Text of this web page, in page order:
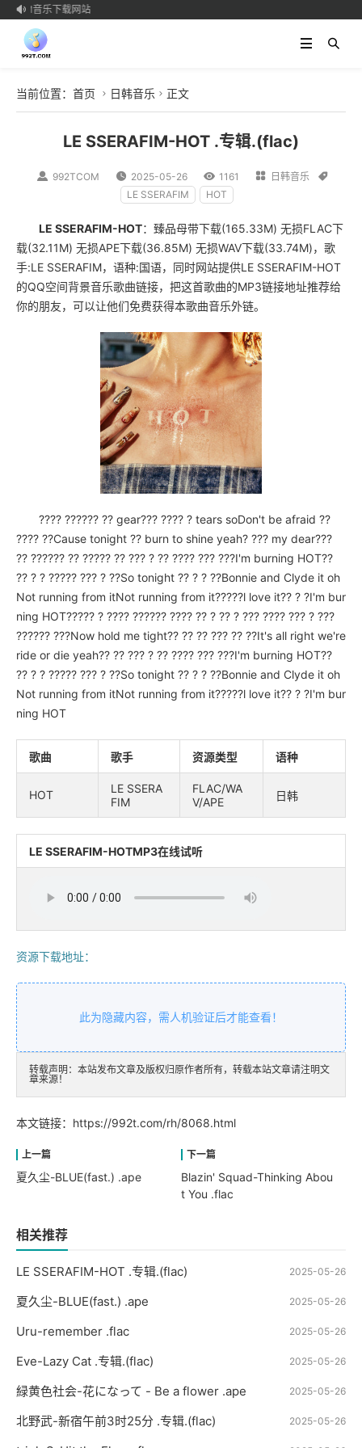
音乐下载网站
当前位置： 首页  日韩音乐  正文
LE SSERAFIM-HOT .专辑.(flac)
 992TCOM  2025-05-26  1161  日韩音乐 
LE SSERAFIM HOT
LE SSERAFIM-HOT：臻品母带下载(165.33M) 无损FLAC下
载(32.11M) 无损APE下载(36.85M) 无损WAV下载(33.74M)，歌
手:LE SSERAFIM，语种:国语，同时网站提供LE SSERAFIM-HOT
的QQ空间背景音乐歌曲链接，把这首歌曲的MP3链接地址推荐给
你的朋友，可以让他们免费获得本歌曲音乐外链。
???? ?????? ?? gear??? ???? ? tears soDon't be afraid ??
???? ??Cause tonight ?? burn to shine yeah? ??? my dear???
?? ?????? ?? ????? ?? ??? ? ?? ???? ??? ???I'm burning HOT??
?? ? ? ????? ??? ? ??So tonight ?? ? ? ??Bonnie and Clyde it oh
Not running from itNot running from it?????l love it?? ? ?I'm bur
ning HOT????? ? ???? ?????? ???? ?? ? ?? ? ??? ???? ??? ? ???
?????? ???Now hold me tight?? ?? ?? ??? ?? ??It's all right we're
ride or die yeah?? ?? ??? ? ?? ???? ??? ???I'm burning HOT??
?? ? ? ????? ??? ? ??So tonight ?? ? ? ??Bonnie and Clyde it oh
Not running from itNot running from it?????l love it?? ? ?I'm bur
ning HOT
歌曲 歌手 资源类型 语种
HOT
LE SSERA
FIM
FLAC/WA
V/APE
日韩
LE SSERAFIM-HOTMP3在线试听
资源下载地址：
此为隐藏内容，需人机验证后才能查看！
转载声明：本站发布文章及版权归原作者所有，转载本站文章请注明文
章来源！
本文链接： https://992t.com/rh/8068.html
夏久尘-BLUE(fast.) .ape
Blazin' Squad-Thinking Abou
t You .flac
相关推荐
2025-05-26
LE SSERAFIM-HOT .专辑.(flac)
2025-05-26
夏久尘-BLUE(fast.) .ape
2025-05-26
Uru-remember .flac
2025-05-26
Eve-Lazy Cat .专辑.(flac)
2025-05-26
緑黄色社会-花になって - Be a flower .ape
2025-05-26
北野武-新宿午前3时25分 .专辑.(flac)